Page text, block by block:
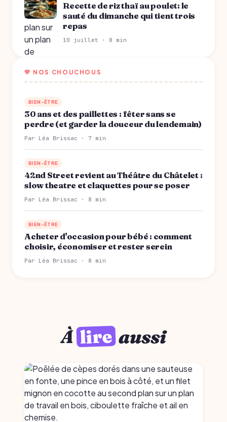
Recette de riz thaï au poulet: le
sauté du dimanche qui tient trois
repas
10 juillet · 8 min
💛 NOS CHOUCHOUS
BIEN-ÊTRE
30 ans et des paillettes : fêter sans se
perdre (et garder la douceur du lendemain)
Par Léa Brissac · 7 min
BIEN-ÊTRE
42nd Street revient au Théâtre du Châtelet :
slow theatre et claquettes pour se poser
Par Léa Brissac · 8 min
BIEN-ÊTRE
Acheter d'occasion pour bébé : comment
choisir, économiser et rester serein
Par Léa Brissac · 8 min
Àlireaussi